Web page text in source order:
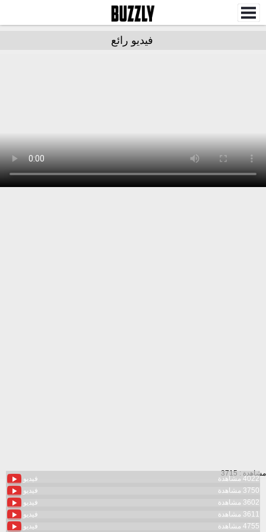
فيديو رائع
مشاهدة : 3715
فيديو
4022 مشاهدة
فيديو
3750 مشاهدة
فيديو
3602 مشاهدة
فيديو
3611 مشاهدة
فيديو
4755 مشاهدة